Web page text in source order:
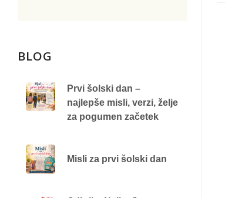
BLOG
Prvi šolski dan –
najlepše misli, verzi, želje
za pogumen začetek
Misli za prvi šolski dan